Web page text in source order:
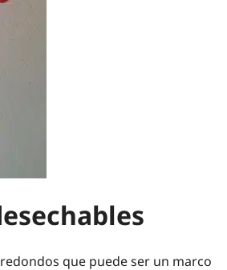
que puede ser un marco